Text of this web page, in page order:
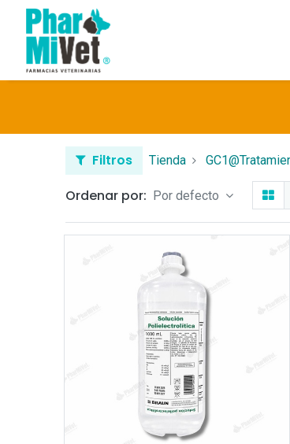
Filtros Tienda
Ordenar por: Por defecto